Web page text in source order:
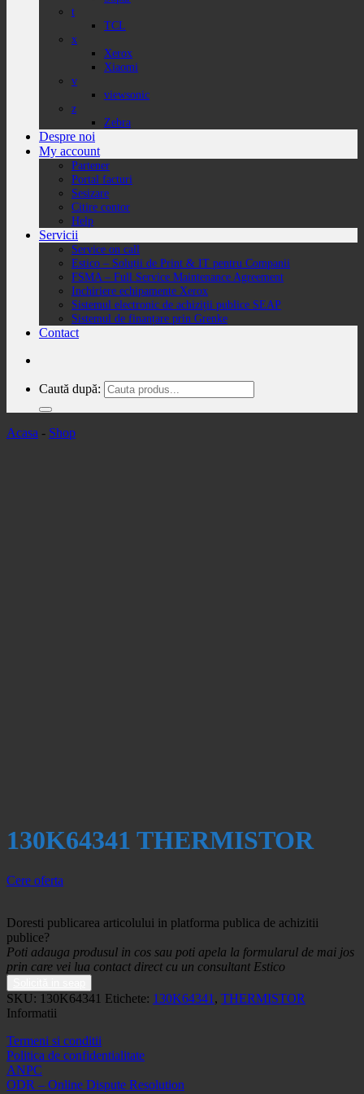
t
TCL
x
Xerox
Xiaomi
v
viewsonic
z
Zebra
Despre noi
My account
Partener
Portal facturi
Sesizare
Citire contor
Help
Servicii
Service on call
Estico – Soluții de Print & IT pentru Companii
FSMA – Full Service Maintenance Agreement
Inchiriere echipamente Xerox
Sistemul electronic de achiziții publice SEAP
Sistemul de finanțare prin Grenke
Contact
Caută după:
Acasa - Shop
130K64341 THERMISTOR
Cere oferta
Doresti publicarea articolului in platforma publica de achizitii
publice?
Poti adauga produsul in cos sau poti apela la formularul de mai jos
prin care vei lua contact direct cu un consultant Estico
SKU: 130K64341 Etichete: 130K64341 , THERMISTOR
Informatii
Termeni si conditii
Politica de confidentialitate
ANPC
ODR – Online Dispute Resolution